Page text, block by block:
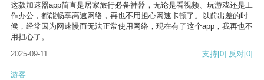
这款加速器app简直是居家旅行必备神器，无论是看视频、玩游戏还是工
作办公，都能畅享高速网络，再也不用担心网速卡顿了。以前出差的时
候，经常因为网速慢而无法正常使用网络，现在有了这个app，我再也不
用担心了。
2025-09-11
支持[0] 反对[0]
游客